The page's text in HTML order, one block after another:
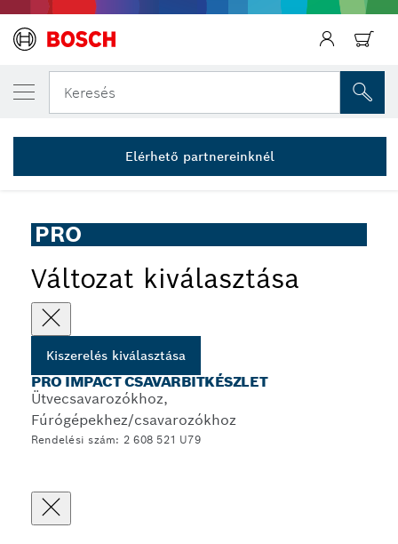
Keresés
... PRO Impact csavarbitkészlet, 44 részes
PRO
Változat kiválasztása
Kiszerelés kiválasztása
PRO IMPACT CSAVARBITKÉSZLET
Ütvecsavarozókhoz,
Fúrógépekhez/csavarozókhoz
Rendelési szám: 2 608 521 U79
AZ ÁLTALAD VÁLASZTOTT TERMÉK
PRO Impact csavarbitkészlet, 44 részes
2 608 521 U79
Elérhető partnereinknél